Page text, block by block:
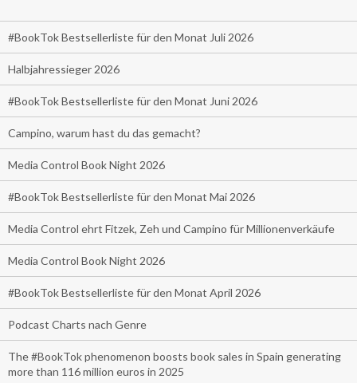
#BookTok Bestsellerliste für den Monat Juli 2026
Halbjahressieger 2026
#BookTok Bestsellerliste für den Monat Juni 2026
Campino, warum hast du das gemacht?
Media Control Book Night 2026
#BookTok Bestsellerliste für den Monat Mai 2026
Media Control ehrt Fitzek, Zeh und Campino für Millionenverkäufe
Media Control Book Night 2026
#BookTok Bestsellerliste für den Monat April 2026
Podcast Charts nach Genre
The #BookTok phenomenon boosts book sales in Spain generating
more than 116 million euros in 2025